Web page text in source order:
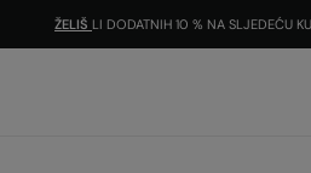
ŽELIŠ LI DODATNIH 10 % NA SLJEDEĆU